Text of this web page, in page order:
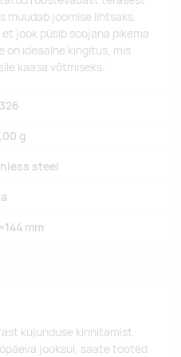
muudab joomise lihtsaks.
jook püsib soojana pikema
on ideaalne kingitus, mis
kaasa võtmiseks.
g
steel
mm
kujunduse kinnitamist.
jooksul, saate tooted